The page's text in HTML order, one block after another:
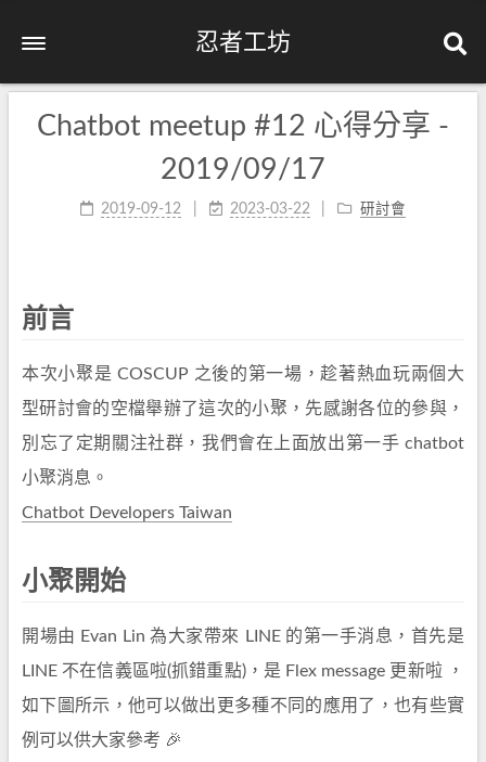
忍者工坊
Chatbot meetup #12 心得分享 -
2019/09/17
2019-09-12 2023-03-22 研討會
前言
本次小聚是 COSCUP 之後的第一場，趁著熱血玩兩個大
型研討會的空檔舉辦了這次的小聚，先感謝各位的參與，
別忘了定期關注社群，我們會在上面放出第一手 chatbot
小聚消息。
Chatbot Developers Taiwan
小聚開始
開場由 Evan Lin 為大家帶來 LINE 的第一手消息，首先是
LINE 不在信義區啦(抓錯重點)，是 Flex message 更新啦 ，
如下圖所示，他可以做出更多種不同的應用了，也有些實
例可以供大家參考 🎉